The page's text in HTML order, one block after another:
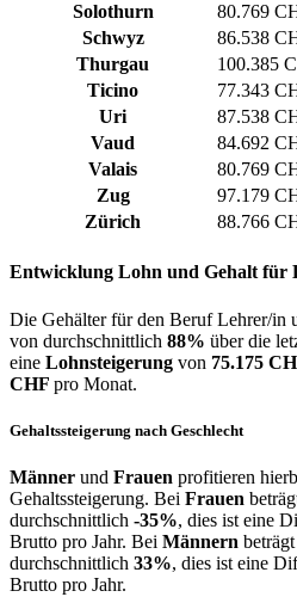
Solothurn
80.769
Schwyz
86.538
Thurgau
100.385
Ticino
77.343
Uri
87.538
Vaud
84.692
Valais
80.769
Zug
97.179
Zürich
88.766
Entwicklung Lohn und Gehalt für
Die Gehälter für den Beruf Lehrer/in
von durchschnittlich 88% über die
eine Lohnsteigerung von 75.175
CHF pro Monat.
Gehaltssteigerung nach Geschlecht
Männer und Frauen profitieren
Gehaltssteigerung. Bei Frauen
durchschnittlich -35%, dies ist eine
Brutto pro Jahr. Bei Männern
durchschnittlich 33%, dies ist eine
Brutto pro Jahr.